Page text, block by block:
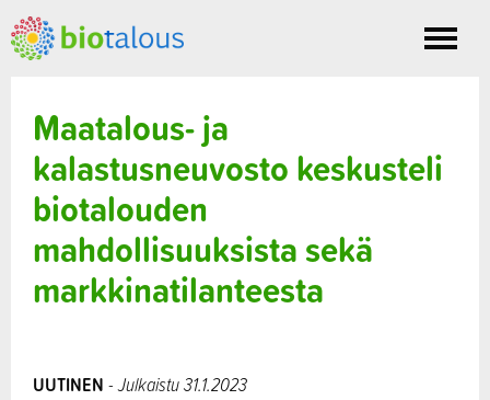
Toggle
Maatalous- ja
kalastusneuvosto keskusteli
biotalouden
mahdollisuuksista sekä
markkinatilanteesta
UUTINEN - Julkaistu 31.1.2023